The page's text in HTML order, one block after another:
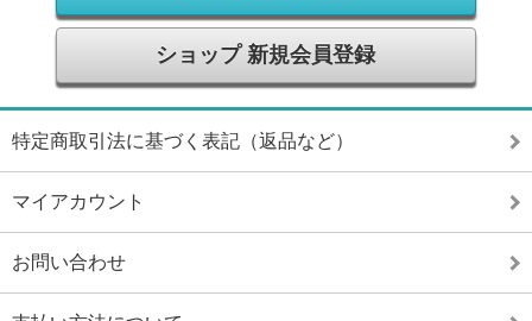
ショップ 新規会員登録
特定商取引法に基づく表記（返品など）
マイアカウント
お問い合わせ